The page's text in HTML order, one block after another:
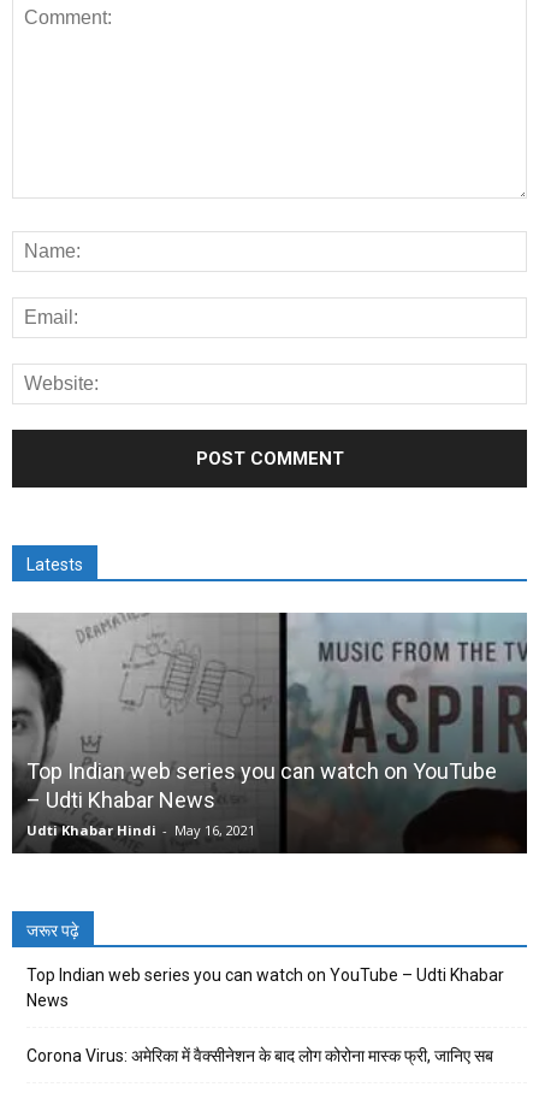
Latests
Top Indian web series you can watch on YouTube
– Udti Khabar News
Udti Khabar Hindi - May 16, 2021
जरूर पढ़े
Top Indian web series you can watch on YouTube – Udti Khabar
News
Corona Virus: अमेरिका में वैक्सीनेशन के बाद लोग कोरोना मास्क फ्री, जानिए सब